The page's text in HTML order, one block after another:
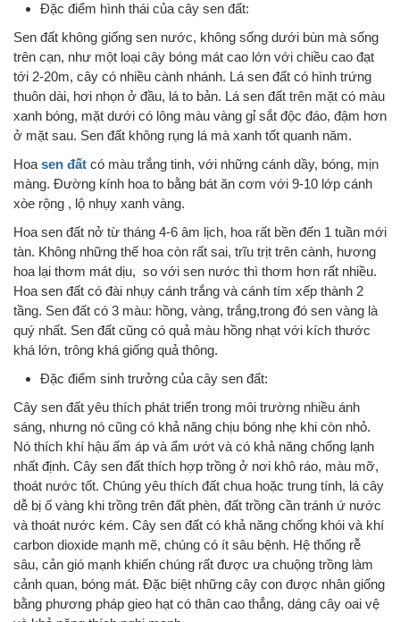
Đặc điểm hình thái của cây sen đất:
Sen đất không giống sen nước, không sống dưới bùn mà sống
trên cạn, như một loại cây bóng mát cao lớn với chiều cao đạt
tới 2-20m, cây có nhiều cành nhánh. Lá sen đất có hình trứng
thuôn dài, hơi nhọn ở đầu, lá to bản. Lá sen đất trên mặt có màu
xanh bóng, mặt dưới có lông màu vàng gỉ sắt độc đáo, đậm hơn
ở mặt sau. Sen đất không rụng lá mà xanh tốt quanh năm.
Hoa sen đất có màu trắng tinh, với những cánh dầy, bóng, mịn
màng. Đường kính hoa to bằng bát ăn cơm với 9-10 lớp cánh
xòe rộng , lộ nhụy xanh vàng.
Hoa sen đất nở từ tháng 4-6 âm lịch, hoa rất bền đến 1 tuần mới
tàn. Không những thế hoa còn rất sai, trĩu trịt trên cành, hương
hoa lại thơm mát dịu, so với sen nước thì thơm hơn rất nhiều.
Hoa sen đất có đài nhụy cánh trắng và cánh tím xếp thành 2
tầng. Sen đất có 3 màu: hồng, vàng, trắng,trong đó sen vàng là
quý nhất. Sen đất cũng có quả màu hồng nhạt với kích thước
khá lớn, trông khá giống quả thông.
Đặc điểm sinh trưởng của cây sen đất:
Cây sen đất yêu thích phát triển trong môi trường nhiều ánh
sáng, nhưng nó cũng có khả năng chịu bóng nhẹ khi còn nhỏ.
Nó thích khí hậu ấm áp và ẩm ướt và có khả năng chống lạnh
nhất định. Cây sen đất thích hợp trồng ở nơi khô ráo, màu mỡ,
thoát nước tốt. Chúng yêu thích đất chua hoặc trung tính, lá cây
dễ bị ố vàng khi trồng trên đất phèn, đất trồng cần tránh ứ nước
và thoát nước kém. Cây sen đất có khả năng chống khói và khí
carbon dioxide mạnh mẽ, chúng có ít sâu bệnh. Hệ thống rễ
sâu, cản gió mạnh khiến chúng rất được ưa chuộng trồng làm
cảnh quan, bóng mát. Đặc biệt những cây con được nhân giống
bằng phương pháp gieo hạt có thân cao thẳng, dáng cây oai vệ